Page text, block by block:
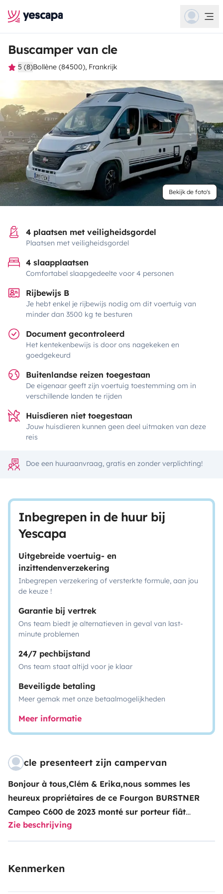
Buscamper van cle
5 (8)Bollène (84500), Frankrijk
Bekijk de foto's
4 plaatsen met veiligheidsgordel
Plaatsen met veiligheidsgordel
4 slaapplaatsen
Comfortabel slaapgedeelte voor 4 personen
Rijbewijs B
Je hebt enkel je rijbewijs nodig om dit voertuig van
minder dan 3500 kg te besturen
Document gecontroleerd
Het kentekenbewijs is door ons nagekeken en
goedgekeurd
Buitenlandse reizen toegestaan
De eigenaar geeft zijn voertuig toestemming om in
verschillende landen te rijden
Huisdieren niet toegestaan
Jouw huisdieren kunnen geen deel uitmaken van deze
reis
Doe een huuraanvraag, gratis en zonder verplichting!
Inbegrepen in de huur bij
Yescapa
Uitgebreide voertuig- en
inzittendenverzekering
Inbegrepen verzekering of versterkte formule, aan jou
de keuze !
Garantie bij vertrek
Ons team biedt je alternatieven in geval van last-
minute problemen
24/7 pechbijstand
Ons team staat altijd voor je klaar
Beveiligde betaling
Meer gemak met onze betaalmogelijkheden
Meer informatie
cle presenteert zijn campervan
Bonjour à tous,Clém & Erika,nous sommes les
heureux propriétaires de ce Fourgon BURSTNER
Campeo C600 de 2023 monté sur porteur fiât
ducat.Notez qu'il est loué entièrement équipé en
ustensiles et accessoires (voir photos), il vous
avec l'augmentation du prix des carburants l'envie
Zie beschrijving
Kenmerken